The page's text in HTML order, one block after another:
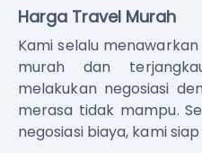
Harga Travel Murah
Kami selalu
murah dan
melakukan negosiasi
merasa tidak mampu.
negosiasi biaya, kami